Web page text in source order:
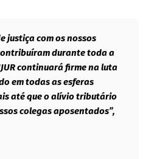
justiça com os nossos
durante toda a
continuará firme na luta
em todas as esferas
até que o alívio tributário
colegas aposentados”,